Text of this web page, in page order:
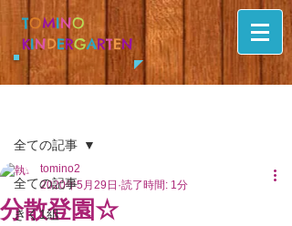
TOMINO
KINDERGARTEN
全ての記事
きく1組
全ての記事
分散登園☆
tomino2
2020年5月29日 読了時間: 1分